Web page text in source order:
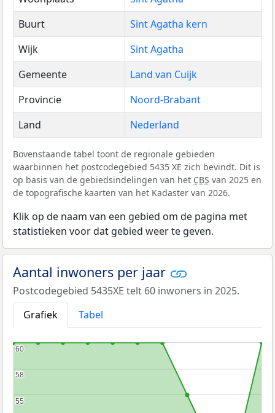
Buurt
Sint Agatha kern
Wijk
Sint Agatha
Gemeente
Land van Cuijk
Provincie
Noord-Brabant
Land
Nederland
Bovenstaande tabel toont de regionale gebieden
waarbinnen het postcodegebied 5435 XE zich bevindt. Dit is
op basis van de gebiedsindelingen van het CBS van 2025 en
de topografische kaarten van het Kadaster van 2026.
Klik op de naam van een gebied om de pagina met
statistieken voor dat gebied weer te geven.
Aantal inwoners per jaar
Postcodegebied 5435XE telt 60 inwoners in 2025.
Grafiek
Tabel
55
55
58
58
60
60